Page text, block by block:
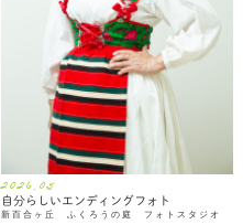
2026.05
自分らしいエンディングフォト
新百合ヶ丘 ふくろうの庭 フォトスタジオ